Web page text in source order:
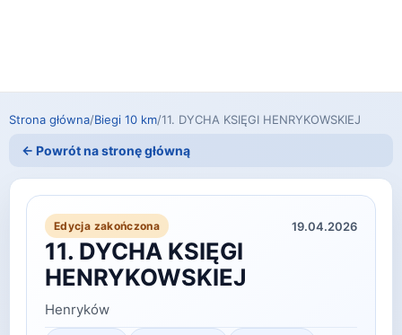
Strona główna/Biegi 10 km/11. DYCHA KSIĘGI HENRYKOWSKIEJ
← Powrót na stronę główną
Edycja zakończona 19.04.2026
11. DYCHA KSIĘGI
HENRYKOWSKIEJ
Henryków